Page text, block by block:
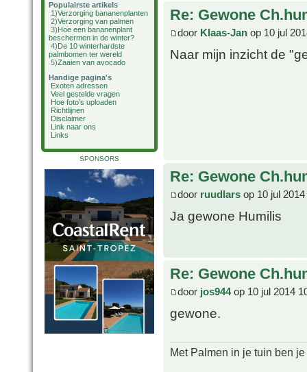
Populairste artikels
1)Verzorging bananenplanten
2)Verzorging van palmen
3)Hoe een bananenplant
beschermen in de winter?
4)De 10 winterhardste
palmbomen ter wereld
5)Zaaien van avocado
Handige pagina's
Exoten adressen
Veel gestelde vragen
Hoe foto's uploaden
Richtlijnen
Disclaimer
Link naar ons
Links
SPONSORS
Re: Gewone
door Klaas-Jan op 10 jul
Naar mijn inzicht de
Re: Gewone
door ruudlars op 10 jul
Ja gewone Humilis
Re: Gewone
door jos944op 10 jul 2014
gewone.
Met Palmen in je tuin ben